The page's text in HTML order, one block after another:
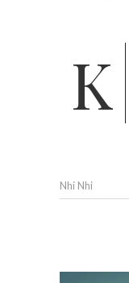
Khám phá chăm sóc da mặt Vị
Nhi Nhi